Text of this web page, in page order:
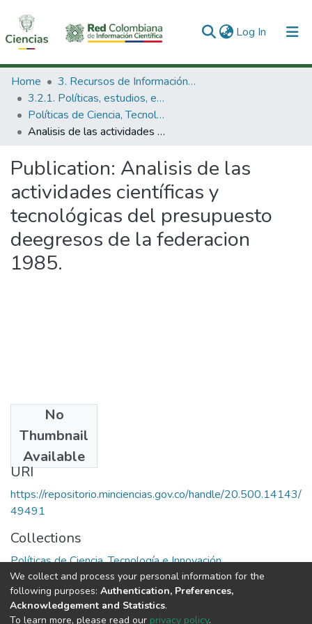
Log In (current)
Communities & Collections
All of DSpace
Statistics
Home
3. Recursos de Información Científica y Tecnológica
3.2.1. Políticas, estudios, evaluaciones e indicadores de CTeI
Políticas de Ciencia, Tecnología e Innovación
Analisis de las actividades científicas y tecnológicas del presupuesto deegresos de la federacion 1985.
Publication: Analisis de las
actividades científicas y
tecnológicas del presupuesto
deegresos de la federacion
1985.
No
Thumbnail
Available
1985
URI
https://repositorio.minciencias.gov.co/handle/20.500.14143/
49491
Collections
Políticas de Ciencia, Tecnología e Innovación
Full item page
We collect and process your personal information for the
following purposes: Authentication, Preferences,
Acknowledgement and Statistics.
To learn more, please read our privacy policy.